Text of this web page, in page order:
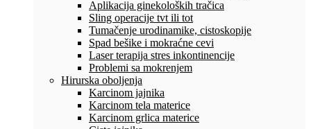
Aplikacija ginekoloških tračica
Sling operacije tvt ili tot
Tumačenje urodinamike, cistoskopije
Spad bešike i mokraćne cevi
Laser terapija stres inkontinencije
Problemi sa mokrenjem
Hirurska oboljenja
Karcinom jajnika
Karcinom tela materice
Karcinom grlica materice